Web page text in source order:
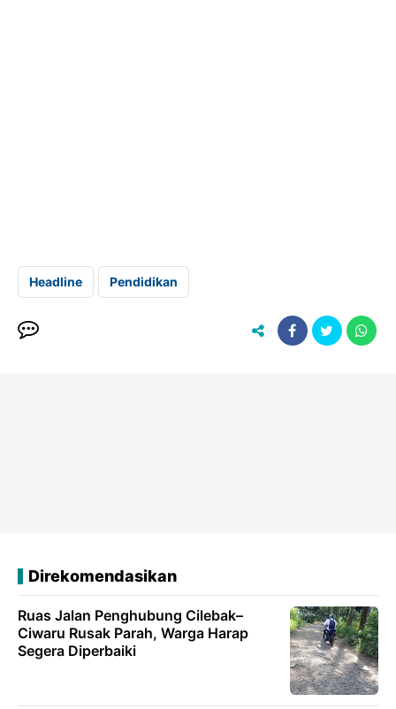
Headline Pendidikan
Direkomendasikan
Ruas Jalan Penghubung Cilebak–
Ciwaru Rusak Parah, Warga Harap
Segera Diperbaiki